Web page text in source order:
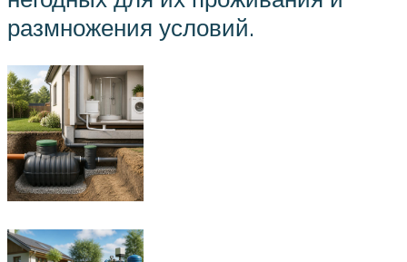
размножения условий.